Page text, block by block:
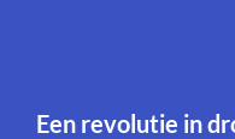
Een revolutie in